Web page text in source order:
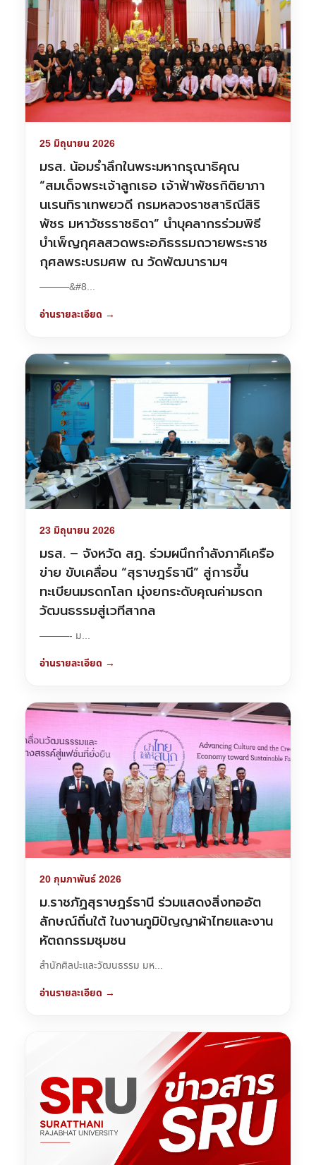
25 มิถุนายน 2026
มรส. น้อมรำลึกในพระมหากรุณาธิคุณ
“สมเด็จพระเจ้าลูกเธอ เจ้าฟ้าพัชรกิติยาภา
นเรนทิราเทพยวดี กรมหลวงราชสาริณีสิริ
พัชร มหาวัชรราชธิดา” นำบุคลากรร่วมพิธี
บำเพ็ญกุศลสวดพระอภิธรรมถวายพระราช
กุศลพระบรมศพ ณ วัดพัฒนารามฯ
———&#8...
อ่านรายละเอียด →
23 มิถุนายน 2026
มรส. – จังหวัด สฎ. ร่วมผนึกกำลังภาคีเครือ
ข่าย ขับเคลื่อน “สุราษฎร์ธานี” สู่การขึ้น
ทะเบียนมรดกโลก มุ่งยกระดับคุณค่ามรดก
วัฒนธรรมสู่เวทีสากล
———- ม...
อ่านรายละเอียด →
20 กุมภาพันธ์ 2026
ม.ราชภัฏสุราษฎร์ธานี ร่วมแสดงสิ่งทออัต
ลักษณ์ถิ่นใต้ ในงานภูมิปัญญาผ้าไทยและงาน
หัตถกรรมชุมชน
สำนักศิลปะและวัฒนธรรม มห...
อ่านรายละเอียด →